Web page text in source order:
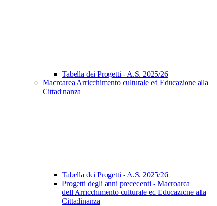
Tabella dei Progetti - A.S. 2025/26
Macroarea Arricchimento culturale ed Educazione alla
Cittadinanza
Tabella dei Progetti - A.S. 2025/26
Progetti degli anni precedenti - Macroarea
dell'Arricchimento culturale ed Educazione alla
Cittadinanza